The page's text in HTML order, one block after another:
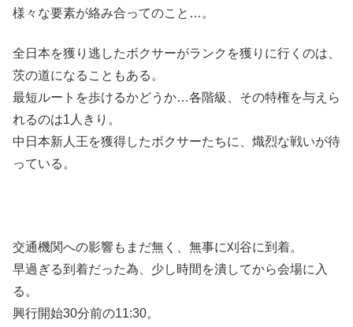
様々な要素が絡み合ってのこと…。
全日本を獲り逃したボクサーがランクを獲りに行くのは、
茨の道になることもある。
最短ルートを歩けるかどうか…各階級、その特権を与えら
れるのは1人きり。
中日本新人王を獲得したボクサーたちに、熾烈な戦いが待
っている。
交通機関への影響もまだ無く、無事に刈谷に到着。
早過ぎる到着だった為、少し時間を潰してから会場に入
る。
興行開始30分前の11:30。